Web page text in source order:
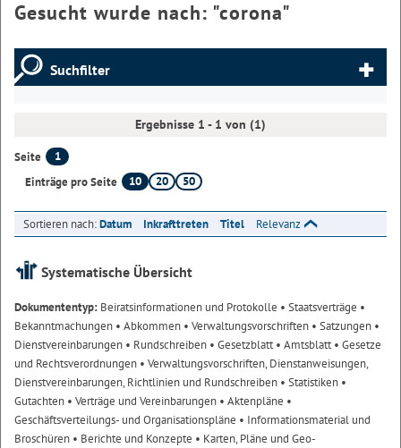
Gesucht wurde nach: "corona"
Suchfilter
Ergebnisse 1 - 1 von (1)
Seite
1
Einträge pro Seite
10 20 50
Sortieren nach:Datum Inkrafttreten Titel Relevanz
Systematische Übersicht
Dokumententyp: Beiratsinformationen und Protokolle • Staatsverträge •
Bekanntmachungen • Abkommen • Verwaltungsvorschriften • Satzungen •
Dienstvereinbarungen • Rundschreiben • Gesetzblatt• Amtsblatt• Gesetze
und Rechtsverordnungen • Verwaltungsvorschriften, Dienstanweisungen,
Dienstvereinbarungen, Richtlinien und Rundschreiben • Statistiken •
Gutachten • Verträge und Vereinbarungen • Aktenpläne •
Geschäftsverteilungs- und Organisationspläne • Informationsmaterial und
Broschüren • Berichte und Konzepte • Karten, Pläne und Geo-